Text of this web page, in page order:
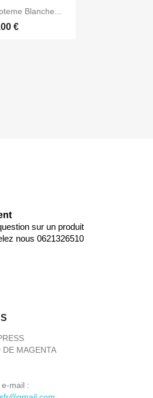
rapide
Blanche...
€
sur un produit
nous 0621326510
DE MAGENTA
mail :